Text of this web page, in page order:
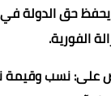
يحفظ حق الدولة
الفورية.
نسب وقيمة